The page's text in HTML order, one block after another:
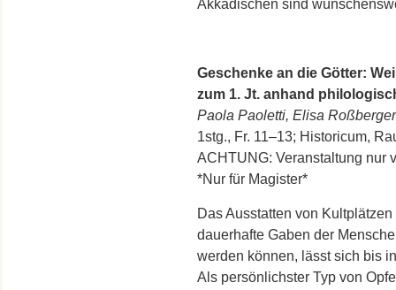
Akkadischen sind
Geschenke an die Götter:
zum 1. Jt. anhand
Paola Paoletti, Elisa Roßberger
1stg., Fr. 11–13; Historicum,
ACHTUNG: Veranstaltung nur
*Nur für Magister*
Das Ausstatten von
dauerhafte Gaben der
werden können, lässt sich bis
Als persönlichster Typ von